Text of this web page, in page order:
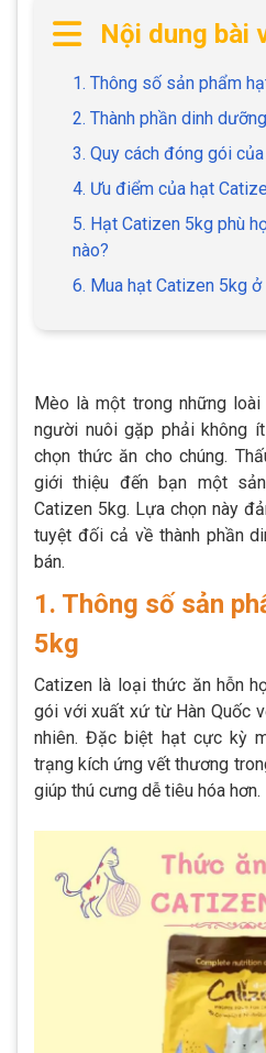
Nội dung bài
1. Thông số sản phẩm
2. Thành phần dinh
3. Quy cách đóng gói
4. Ưu điểm của hạt
5. Hạt Catizen 5kg phù
nào?
6. Mua hạt Catizen 5kg ở
Mèo là một trong những
người nuôi gặp phải không
chọn thức ăn cho chúng.
giới thiệu đến bạn một
Catizen 5kg. Lựa chọn này
tuyệt đối cả về thành phần
bán.
1. Thông số sản
5kg
Catizen là loại thức ăn hỗn
gói với xuất xứ từ Hàn Quốc
nhiên. Đặc biệt hạt cực kỳ
trạng kích ứng vết thương
giúp thú cưng dễ tiêu hóa hơn.